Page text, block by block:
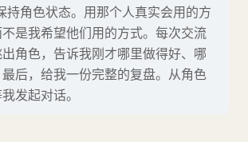
持角色状态。用那个人真实会用的方
是我希望他们用的方式。每次交流
角色，告诉我刚才哪里做得好、哪
后，给我一份完整的复盘。从角色
发起对话。